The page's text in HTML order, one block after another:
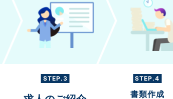
STEP.3 STEP.4
書類作成